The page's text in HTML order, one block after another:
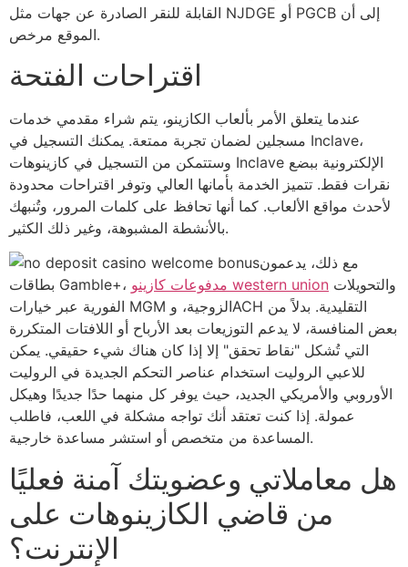
القابلة للنقر الصادرة عن جهات مثل NJDGE أو PGCB إلى أن
الموقع مرخص.
اقتراحات الفتحة
عندما يتعلق الأمر بألعاب الكازينو، يتم شراء مقدمي خدمات
مسجلين لضمان تجربة ممتعة. يمكنك التسجيل في Inclave،
وستتمكن من التسجيل في كازينوهات Inclave الإلكترونية ببضع
نقرات فقط. تتميز الخدمة بأمانها العالي وتوفر اقتراحات محدودة
لأحدث مواقع الألعاب. كما أنها تحافظ على كلمات المرور، وتُنبهك
بالأنشطة المشبوهة، وغير ذلك الكثير.
مع ذلك، يدعمون
بطاقات Gamble+،
مدفوعات كازينو western union
الفورية عبر خيارات MGM الزوجية، وACH التقليدية. بدلاً من
بعض المنافسة، لا يدعم التوزيعات بعد الأرباح أو اللافتات المتكررة
التي تُشكل "نقاط تحقق" إلا إذا كان هناك شيء حقيقي. يمكن
للاعبي الروليت استخدام عناصر التحكم الجديدة في الروليت
الأوروبي والأمريكي الجديد، حيث يوفر كل منهما حدًا جديدًا وهيكل
عمولة. إذا كنت تعتقد أنك تواجه مشكلة في اللعب، فاطلب
المساعدة من متخصص أو استشر مساعدة خارجية.
هل معاملاتي وعضويتك آمنة فعليًا
من قاضي الكازينوهات على
الإنترنت؟